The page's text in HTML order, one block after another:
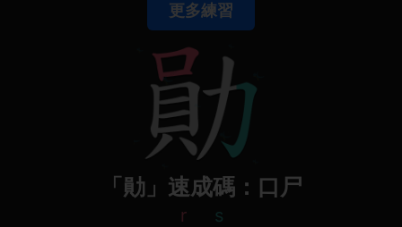
更多練習
「勛」速成碼：口尸
r s